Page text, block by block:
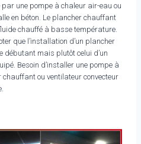
une pompe à chaleur air-eau ou
en béton. Le plancher chauffant
chauffé à basse température.
que l’installation d’un plancher
débutant mais plutôt celui d’un
Besoin d’installer une pompe à
ou ventilateur convecteur